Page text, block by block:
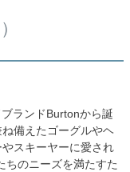
ランドBurtonから誕
備えたゴーグルやヘ
スキーヤーに愛され
ちのニーズを満たすた